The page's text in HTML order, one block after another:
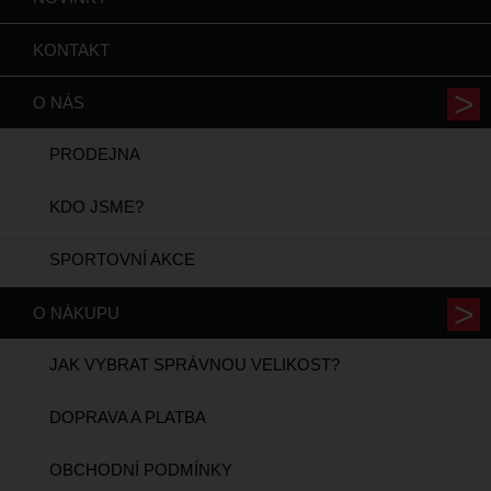
KONTAKT
O NÁS
PRODEJNA
KDO JSME?
SPORTOVNÍ AKCE
O NÁKUPU
JAK VYBRAT SPRÁVNOU VELIKOST?
DOPRAVA A PLATBA
OBCHODNÍ PODMÍNKY